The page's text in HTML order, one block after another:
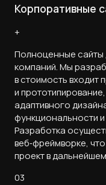
Корпоративные
+
Полноценные сайты
компаний. Мы
в стоимость входит
и
адаптивного
функциональности
Разработка
веб‑фреймворке,
проект в
03